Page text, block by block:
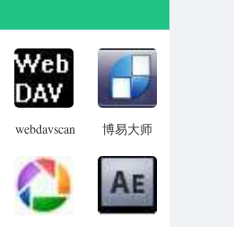
webdavscan
(web漏洞
扫描软件)
博易大师